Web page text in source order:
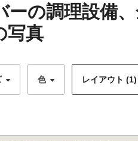
の調理設備
写真
色 レイアウト (1)